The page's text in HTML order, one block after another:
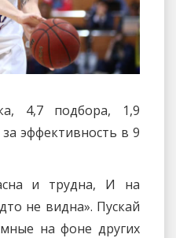
4,7 подбора, 1,9
эффективность в 9
и трудна, И на
не видна». Пускай
на фоне других